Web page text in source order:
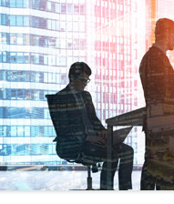
4回 「人事」
5回 「節目のとき」
6回 「意地」
7回 「懸念と再決意」
8回 「休暇」
第21回
第22回
第23回
第24回
第25回